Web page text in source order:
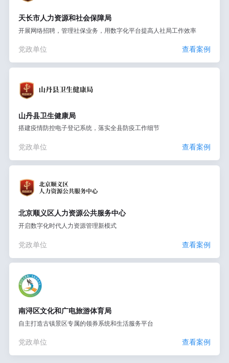
天长市人力资源和社会保障局
开展网络招聘，管理社保业务，用数字化平台提高人社局工作效率
党政单位 查看案例
山丹县卫生健康局
搭建疫情防控电子登记系统，落实全县防疫工作细节
党政单位 查看案例
北京顺义区人力资源公共服务中心
开启数字化时代人力资源管理新模式
党政单位 查看案例
南浔区文化和广电旅游体育局
自主打造古镇景区专属的领券系统和生活服务平台
党政单位 查看案例